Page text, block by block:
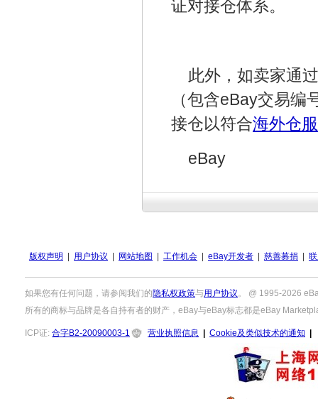
证对接仓体系。
此外，如卖家通
（包含eBay交易
接仓以符合海外仓
eBay
版权声明 用户协议 网站地图 工作机会 eBay开发者 慈善募捐
如果您有任何问题，请参阅我们的隐私权政策与用户协议。 @ 1995-2026
所有的商标与品牌是各自持有者的财产，eBay与eBay标志都是eBay
ICP证: 合字B2-20090003-1 营业执照信息 Cookie及类似技术的通知